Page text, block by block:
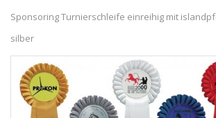
Sponsoring Turnierschleife einreihig mit
silber